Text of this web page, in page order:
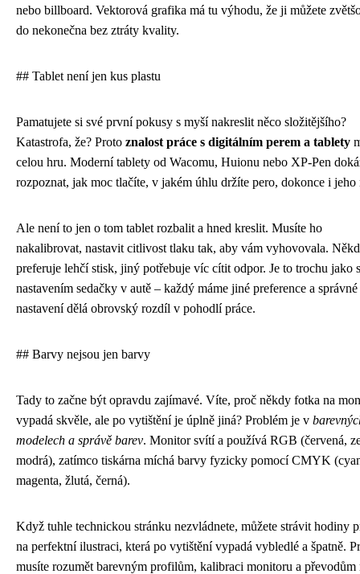
nebo billboard. Vektorová grafika má tu výhodu, že ji můžete
do nekonečna bez ztráty kvality.
## Tablet není jen kus plastu
Pamatujete si své první pokusy s myší nakreslit něco složitějšího?
Katastrofa, že? Proto znalost práce s digitálním perem a tablety
celou hru. Moderní tablety od Wacomu, Huionu nebo XP-Pen
rozpoznat, jak moc tlačíte, v jakém úhlu držíte pero, dokonce i jeho
Ale není to jen o tom tablet rozbalit a hned kreslit. Musíte ho
nakalibrovat, nastavit citlivost tlaku tak, aby vám vyhovovala.
preferuje lehčí stisk, jiný potřebuje víc cítit odpor. Je to trochu jako s
nastavením sedačky v autě – každý máme jiné preference a správné
nastavení dělá obrovský rozdíl v pohodlí práce.
## Barvy nejsou jen barvy
Tady to začne být opravdu zajímavé. Víte, proč někdy fotka na
vypadá skvěle, ale po vytištění je úplně jiná? Problém je v
modelech a správě barev. Monitor svítí a používá RGB (červená,
modrá), zatímco tiskárna míchá barvy fyzicky pomocí CMYK
magenta, žlutá, černá).
Když tuhle technickou stránku nezvládnete, můžete strávit hodiny
na perfektní ilustraci, která po vytištění vypadá vybledlé a špatně.
musíte rozumět barevným profilům, kalibraci monitoru a převodům